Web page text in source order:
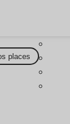
places